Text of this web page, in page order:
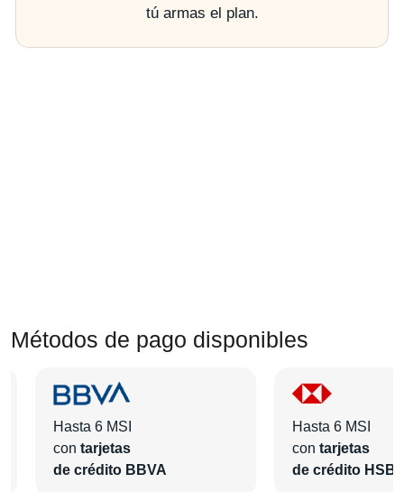
tú armas el plan.
Métodos de pago disponibles
Hasta 6 MSI
con tarjetas
de crédito BBVA
Hasta 6 MSI
con tarjetas
de crédito